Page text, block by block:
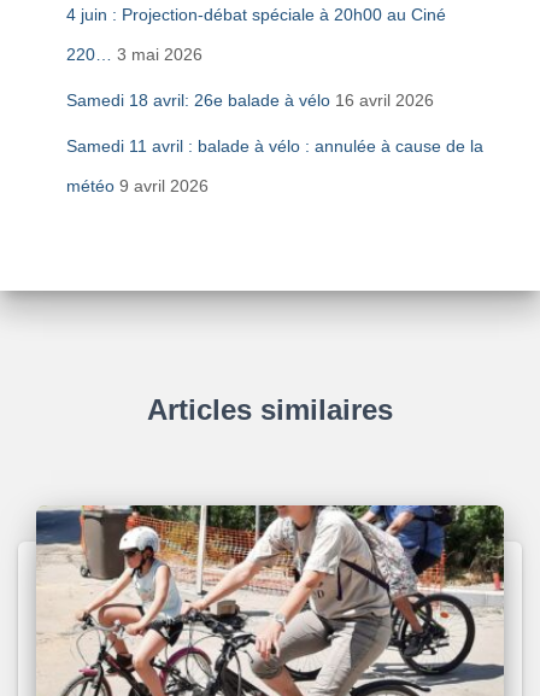
4 juin : Projection-débat spéciale à 20h00 au Ciné
220… 3 mai 2026
Samedi 18 avril: 26e balade à vélo 16 avril 2026
Samedi 11 avril : balade à vélo : annulée à cause de la
météo 9 avril 2026
Articles similaires